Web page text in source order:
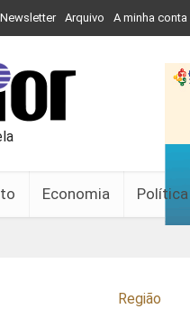
Arquivo A minha conta
Economia Política
Região